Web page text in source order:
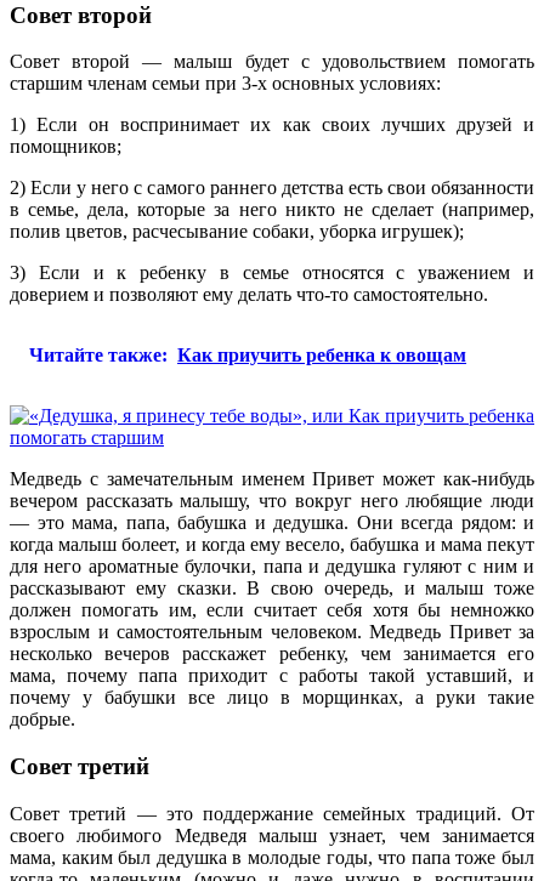
Совет второй
Совет второй — малыш будет с удовольствием помогать
старшим членам семьи при 3-х основных условиях:
1) Если он воспринимает их как своих лучших друзей и
помощников;
2) Если у него с самого раннего детства есть свои обязанности
в семье, дела, которые за него никто не сделает (например,
полив цветов, расчесывание собаки, уборка игрушек);
3) Если и к ребенку в семье относятся с уважением и
доверием и позволяют ему делать что-то самостоятельно.
Читайте также: Как приучить ребенка к овощам
Медведь с замечательным именем Привет может как-нибудь
вечером рассказать малышу, что вокруг него любящие люди
— это мама, папа, бабушка и дедушка. Они всегда рядом: и
когда малыш болеет, и когда ему весело, бабушка и мама пекут
для него ароматные булочки, папа и дедушка гуляют с ним и
рассказывают ему сказки. В свою очередь, и малыш тоже
должен помогать им, если считает себя хотя бы немножко
взрослым и самостоятельным человеком. Медведь Привет за
несколько вечеров расскажет ребенку, чем занимается его
мама, почему папа приходит с работы такой уставший, и
почему у бабушки все лицо в морщинках, а руки такие
добрые.
Совет третий
Совет третий — это поддержание семейных традиций. От
своего любимого Медведя малыш узнает, чем занимается
мама, каким был дедушка в молодые годы, что папа тоже был